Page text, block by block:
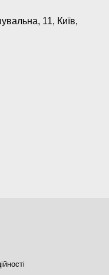
11, Київ,